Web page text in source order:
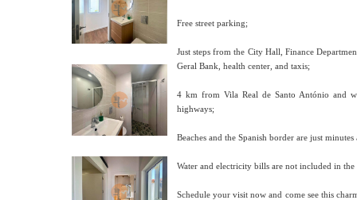
Free street parking;
Just steps from the City Hall, Finance
Geral Bank, health center, and taxis;
4 km from Vila Real de Santo António and
highways;
Beaches and the Spanish border are just minutes
Water and electricity bills are not included in the
Schedule your visit now and come see this